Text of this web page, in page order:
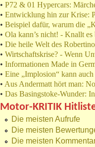
• P72 & 01 Hypercars:
• Entwicklung hin zur Krise:
• Beispiel dafür, warum die
• Ola kann’s nicht! - Knallt
• Die heile Welt des
• Wirtschaftskrise? - Wenn
• Informationen Made in
• Eine „Implosion“ kann
• Aus Andermatt hört man:
• Das Basingstoke-Wunder:
Motor-KRITIK
Die meisten Aufrufe
Die meisten
Die meisten